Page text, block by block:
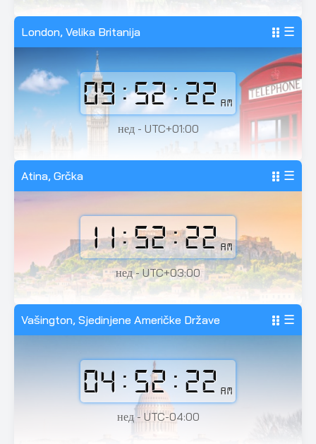
London, Velika Britanija ☰
09:52:24 AM
нед - UTC+01:00
Atina, Grčka ☰
11:52:24 AM
нед - UTC+03:00
Vašington, Sjedinjene Američke Države ☰
04:52:24 AM
нед - UTC-04:00